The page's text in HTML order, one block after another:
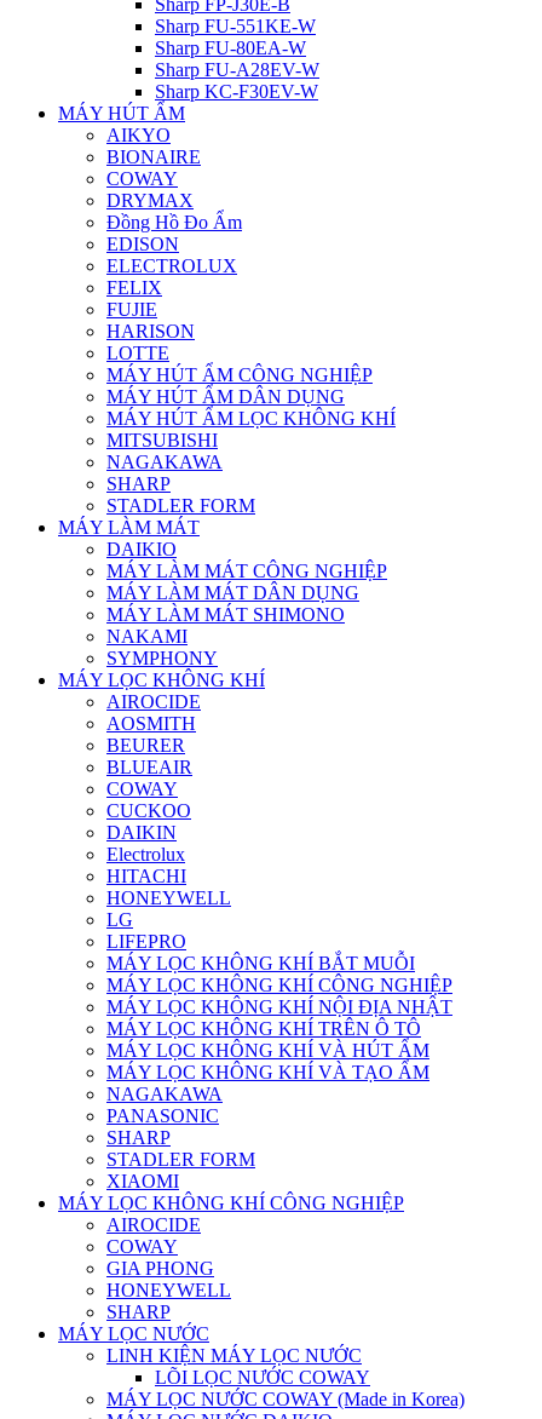
Sharp FP-J30E-B
Sharp FU-551KE-W
Sharp FU-80EA-W
Sharp FU-A28EV-W
Sharp KC-F30EV-W
MÁY HÚT ẨM
AIKYO
BIONAIRE
COWAY
DRYMAX
Đồng Hồ Đo Ẩm
EDISON
ELECTROLUX
FELIX
FUJIE
HARISON
LOTTE
MÁY HÚT ẨM CÔNG NGHIỆP
MÁY HÚT ẨM DÂN DỤNG
MÁY HÚT ẨM LỌC KHÔNG KHÍ
MITSUBISHI
NAGAKAWA
SHARP
STADLER FORM
MÁY LÀM MÁT
DAIKIO
MÁY LÀM MÁT CÔNG NGHIỆP
MÁY LÀM MÁT DÂN DỤNG
MÁY LÀM MÁT SHIMONO
NAKAMI
SYMPHONY
MÁY LỌC KHÔNG KHÍ
AIROCIDE
AOSMITH
BEURER
BLUEAIR
COWAY
CUCKOO
DAIKIN
Electrolux
HITACHI
HONEYWELL
LG
LIFEPRO
MÁY LỌC KHÔNG KHÍ BẮT MUỖI
MÁY LỌC KHÔNG KHÍ CÔNG NGHIỆP
MÁY LỌC KHÔNG KHÍ NỘI ĐỊA NHẬT
MÁY LỌC KHÔNG KHÍ TRÊN Ô TÔ
MÁY LỌC KHÔNG KHÍ VÀ HÚT ẨM
MÁY LỌC KHÔNG KHÍ VÀ TẠO ẨM
NAGAKAWA
PANASONIC
SHARP
STADLER FORM
XIAOMI
MÁY LỌC KHÔNG KHÍ CÔNG NGHIỆP
AIROCIDE
COWAY
GIA PHONG
HONEYWELL
SHARP
MÁY LỌC NƯỚC
LINH KIỆN MÁY LỌC NƯỚC
LÕI LỌC NƯỚC COWAY
MÁY LỌC NƯỚC COWAY (Made in Korea)